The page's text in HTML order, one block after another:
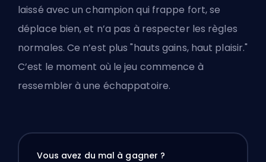
laissé avec un champion qui frappe fort, se
déplace bien, et n’a pas à respecter les règles
normales. Ce n’est plus "hauts gains, haut plaisir."
C’est le moment où le jeu commence à
ressembler à une échappatoire.
Vous avez du mal à gagner ?